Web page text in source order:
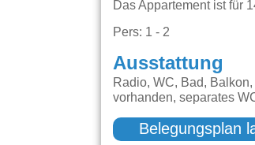
Das Appartement ist für
Pers: 1 - 2
Ausstattung
Radio, WC, Bad,
vorhanden, separates
Belegungsplan